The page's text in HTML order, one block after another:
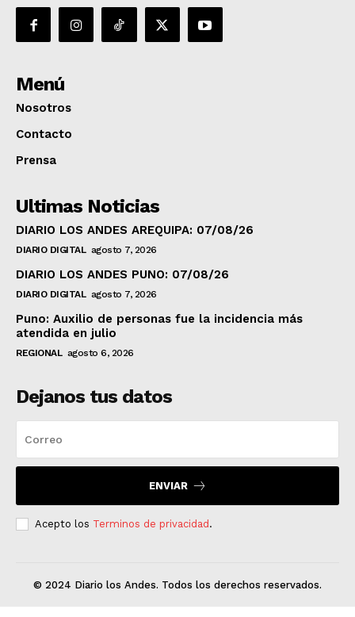
Menú
Nosotros
Contacto
Prensa
Ultimas Noticias
DIARIO LOS ANDES AREQUIPA: 07/08/26
DIARIO DIGITAL agosto 7, 2026
DIARIO LOS ANDES PUNO: 07/08/26
DIARIO DIGITAL agosto 7, 2026
Puno: Auxilio de personas fue la incidencia más
atendida en julio
REGIONAL agosto 6, 2026
Dejanos tus datos
ENVIAR
Acepto los Terminos de privacidad.
© 2024 Diario los Andes. Todos los derechos reservados.